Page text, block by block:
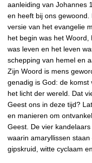
aanleiding van Johannes
en heeft bij ons
versie van het evangelie
het begin was het
was leven en het leven
schepping van hemel en
Zijn Woord is mens
genadig is God: de komst
het licht der wereld. Dat
Geest ons in deze tijd?
en manieren om
Geest. De vier
waarin amaryllissen
gipskruid, witte cyclaam